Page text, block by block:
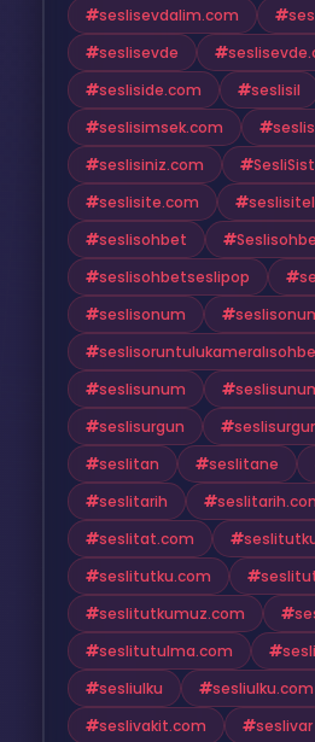
seslisevdalim.com
seslisevde
sesliside.com
seslisil
seslisimsek.com
seslisiniz.com
seslisite.com
seslisohbet
seslisohbetseslipop
seslisonum
seslisunum
seslisurgun
seslitan
seslitane
seslitarih
seslitat.com
seslitutku.com
seslitutkumuz.com
seslitutulma.com
sesliulku
sesliulku.com
seslivakit.com
seslivar